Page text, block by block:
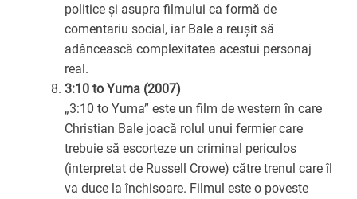
politice și asupra filmului ca formă de
comentariu social, iar Bale a reușit să
adâncească complexitatea acestui personaj
real.
3:10 to Yuma (2007)
„3:10 to Yuma” este un film de western în care
Christian Bale joacă rolul unui fermier care
trebuie să escorteze un criminal periculos
(interpretat de Russell Crowe) către trenul care îl
va duce la închisoare. Filmul este o poveste